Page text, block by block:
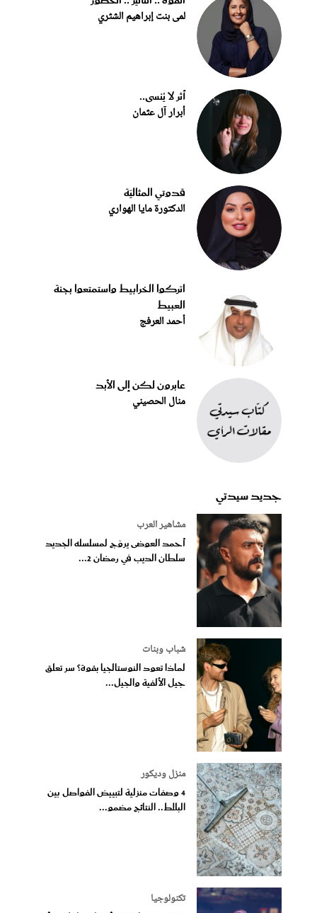
لمى بنت إبراهيم الشثري
أثر لا يُنسى..
أبرار آل عثمان
قدوتي المثاليّة
الدكتورة مايا الهواري
اتركوا الخرابيط واستمتعوا بجنة
العبيط
أحمد العرفج
عابرون لكن إلى الأبد
منال الحصيني
جديد سيدتي
مشاهير العرب
أحمد العوضى يروّج لمسلسله الجديد
سلطان الديب في رمضان 2...
شباب وبنات
لماذا تعود النوستالجيا بقوة؟ سر تعلق
جيل الألفية والجيل...
منزل وديكور
4 وصفات منزلية لتبييض الفواصل بين
البلاط.. النتائج مضمو...
تكنولوجيا